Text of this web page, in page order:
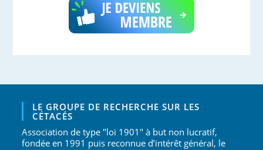
LE GROUPE DE RECHERCHE SUR LES
CÉTACÉS
Association de type "loi 1901" à but non lucratif,
fondée en 1991 puis reconnue d’intérêt général, le